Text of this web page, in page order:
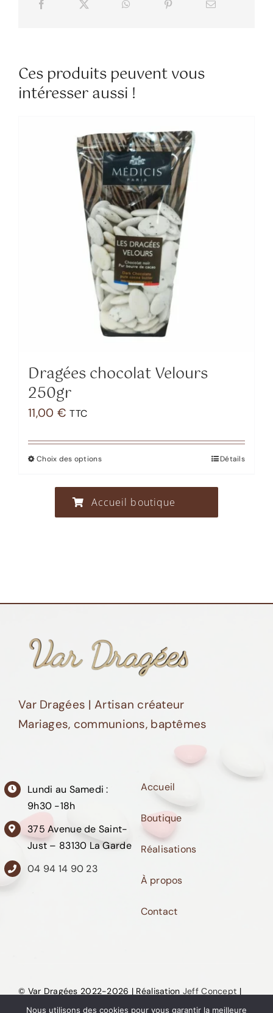
Ces produits peuvent vous
intéresser aussi !
Dragées chocolat Velours
250gr
11,00 € TTC
Choix des optionsCe
a
plusieurs
peuvent
choisies
sur
page
Détails
Accueil boutique
Var Dragées | Artisan créateur
Mariages, communions, baptêmes
Lundi au Samedi :
9h30 -18h
375 Avenue de Saint-
Just – 83130 La Garde
04 94 14 90 23
Accueil
Boutique
Réalisations
À propos
Contact
© Var Dragées 2022-2026 | Réalisation Jeff Concept |
Mentions Légales| CGU|Politique de confidentialité
Nous utilisons des cookies pour vous garantir la meilleure